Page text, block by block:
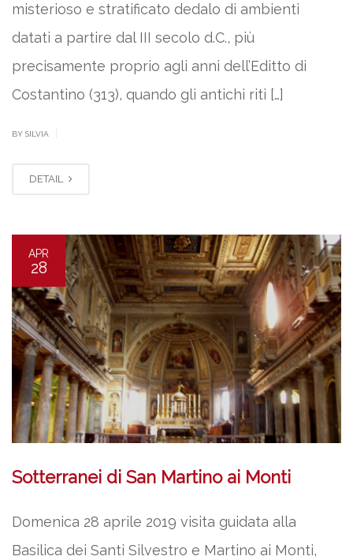
misterioso e stratificato dedalo di ambienti
datati a partire dal III secolo d.C., più
precisamente proprio agli anni dell’Editto di
Costantino (313), quando gli antichi riti […]
BY SILVIA
DETAIL
APR
28
Sotterranei di San Martino ai Monti
Domenica 28 aprile 2019 visita guidata alla
Basilica dei Santi Silvestro e Martino ai Monti,